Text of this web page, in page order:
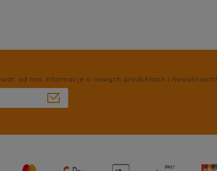
od nas informacje o nowych produktach i nowościach!